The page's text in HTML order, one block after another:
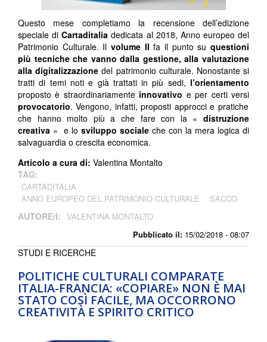
Pubblicato il: 15/02/2018 - 08:07
Questo mese completiamo la recensione dell’edizione
speciale diCartaditaliadedicata al 2018, Anno europeo del
Patrimonio Culturale. Il volume II fa il punto suquestioni
più tecniche che vanno dalla gestione, alla valutazione
alla digitalizzazionedel patrimonio culturale. Nonostante si
tratti di temi noti e già trattati in più sedi, l’orientamento
proposto è straordinariamenteinnovativo e per certi versi
provocatorio. Vengono, infatti, proposti approcci e pratiche
che hanno molto più a che fare con la « distruzione
creativa » e lo sviluppo sociale che con la mera logica di
salvaguardia o crescita economica.
Articolo a cura di: Valentina Montalto
TAG:
CARTADITALIA
ANNO EUROPEO DEL PATRIMONIO CULTURALE
SACCO
AUTORE/I: VALENTINA MONTALTO
POLITICHE CULTURALI COMPARATE
ITALIA-FRANCIA: «COPIARE» NON È MAI
STATO COSÌ FACILE, MA OCCORRONO
CREATIVITÀ E SPIRITO CRITICO
STUDI E RICERCHE